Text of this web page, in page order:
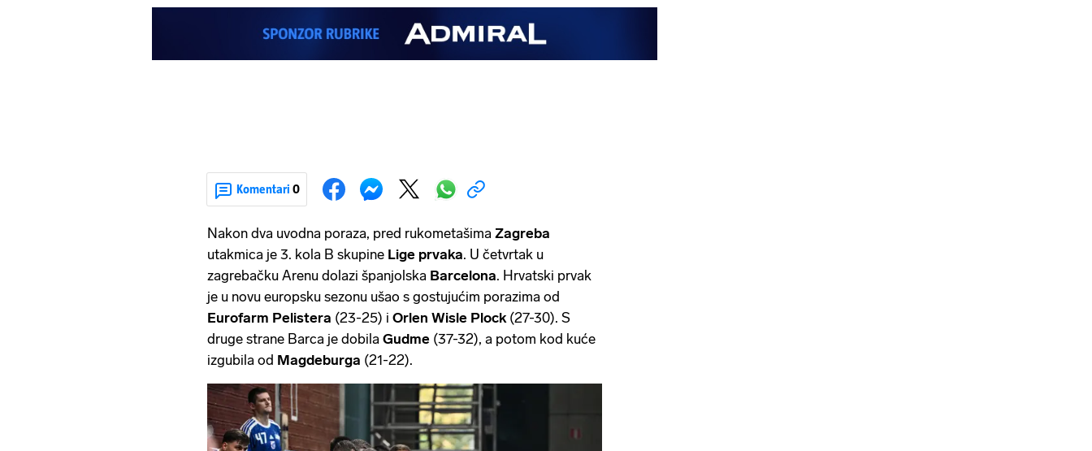
Komentari 0
Nakon dva uvodna poraza, pred rukometašima Zagreba
utakmica je 3. kola B skupine Lige prvaka. U četvrtak u
zagrebačku Arenu dolazi španjolska Barcelona. Hrvatski prvak
je u novu europsku sezonu ušao s gostujućim porazima od
Eurofarm Pelistera (23-25) i Orlen Wisle Plock (27-30). S
druge strane Barca je dobila Gudme (37-32), a potom kod kuće
izgubila od Magdeburga (21-22).